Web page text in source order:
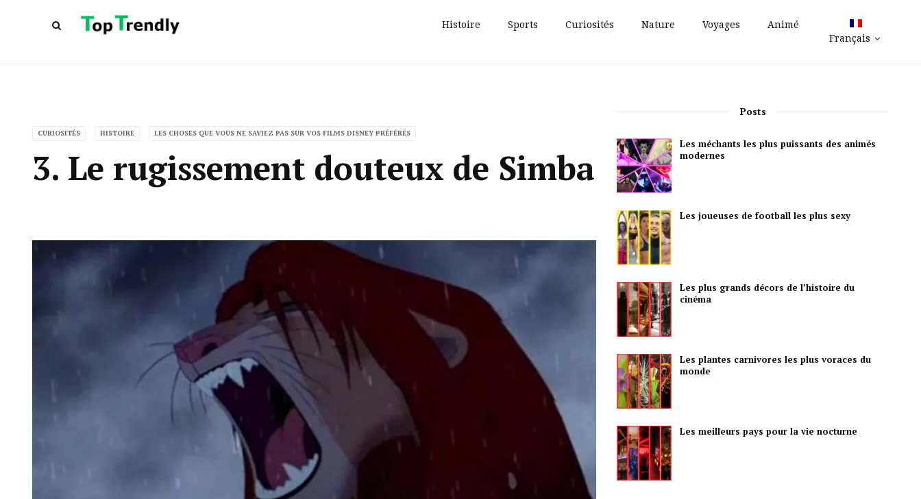
Histoire Sports Curiosités Nature Voyages
Animé
Français
CURIOSITÉS HISTOIRE LES CHOSES QUE VOUS NE SAVIEZ PAS SUR VOS FILMS DISNEY PRÉFÉRÉS
3. Le rugissement douteux de Simba
Posts
Les méchants les plus puissants des animés
modernes
Les joueuses de football les plus sexy
Les plus grands décors de l’histoire du
cinéma
Les plantes carnivores les plus voraces du
monde
Les meilleurs pays pour la vie nocturne